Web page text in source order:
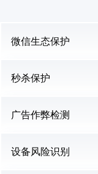
微信生态保护
秒杀保护
广告作弊检测
设备风险识别